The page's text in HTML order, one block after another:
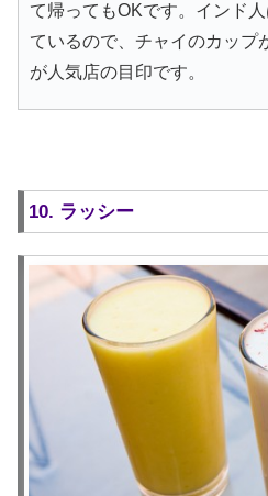
て帰ってもOKです。インド
ているので、チャイのカップ
が人気店の目印です。
10. ラッシー